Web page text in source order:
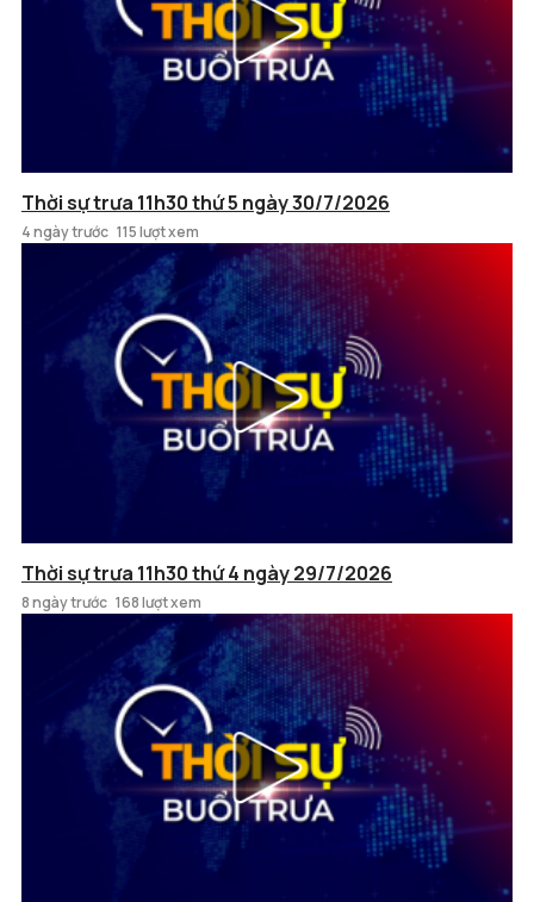
Thời sự trưa 11h30 thứ 5 ngày 30/7/2026
4 ngày trước 115 lượt xem
Thời sự trưa 11h30 thứ 4 ngày 29/7/2026
8 ngày trước 168 lượt xem